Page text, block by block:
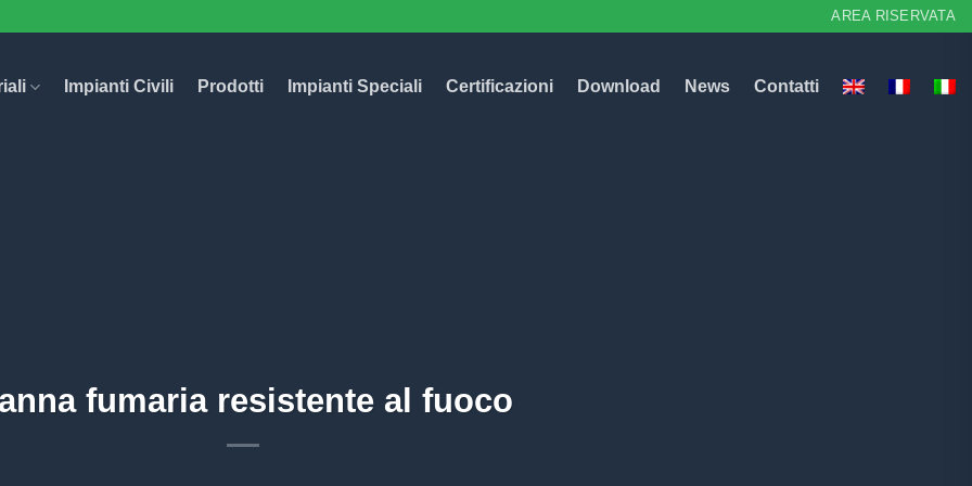
AREA RISERVATA
Impianti Civili Prodotti Impianti Speciali Certificazioni Download News Contatti
fumaria resistente al fuoco